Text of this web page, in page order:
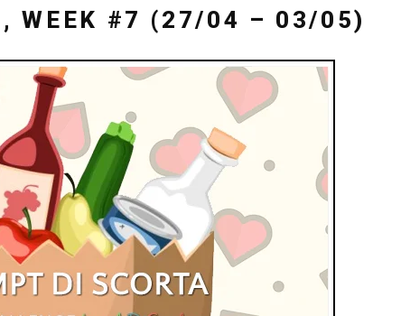
WEEK #7 (27/04 – 03/05)